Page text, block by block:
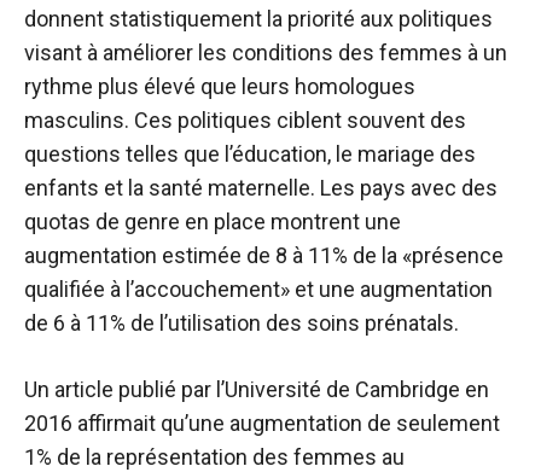
donnent statistiquement la priorité aux politiques
visant à améliorer les conditions des femmes à un
rythme plus élevé que leurs homologues
masculins. Ces politiques ciblent souvent des
questions telles que l’éducation, le mariage des
enfants et la santé maternelle. Les pays avec des
quotas de genre en place montrent une
augmentation estimée de 8 à 11% de la «présence
qualifiée à l’accouchement» et une augmentation
de 6 à 11% de l’utilisation des soins prénatals.
Un article publié par l’Université de Cambridge en
2016 affirmait qu’une augmentation de seulement
1% de la représentation des femmes au